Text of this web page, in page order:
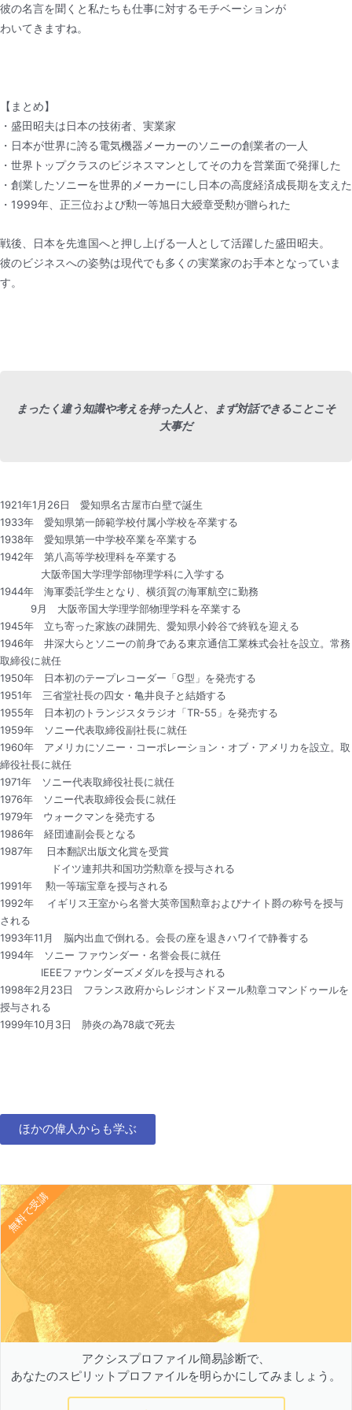
彼の名言を聞くと私たちも仕事に対するモチベーションが
わいてきますね。
【まとめ】
・盛田昭夫は日本の技術者、実業家
・日本が世界に誇る電気機器メーカーのソニーの創業者の一人
・世界トップクラスのビジネスマンとしてその力を営業面で発揮した
・創業したソニーを世界的メーカーにし日本の高度経済成長期を支えた
・1999年、正三位および勲一等旭日大綬章受勲が贈られた
戦後、日本を先進国へと押し上げる一人として活躍した盛田昭夫。
彼のビジネスへの姿勢は現代でも多くの実業家のお手本となっていま
す。
まったく違う知識や考えを持った人と、まず対話できることこそ
大事だ
1921年1月26日 愛知県名古屋市白壁で誕生
1933年 愛知県第一師範学校付属小学校を卒業する
1938年 愛知県第一中学校卒業を卒業する
1942年 第八高等学校理科を卒業する
大阪帝国大学理学部物理学科に入学する
1944年 海軍委託学生となり、横須賀の海軍航空に勤務
9月 大阪帝国大学理学部物理学科を卒業する
1945年 立ち寄った家族の疎開先、愛知県小鈴谷で終戦を迎える
1946年 井深大らとソニーの前身である東京通信工業株式会社を設立。常務
取締役に就任
1950年 日本初のテープレコーダー「G型」を発売する
1951年 三省堂社長の四女・亀井良子と結婚する
1955年 日本初のトランジスタラジオ「TR-55」を発売する
1959年 ソニー代表取締役副社長に就任
1960年 アメリカにソニー・コーポレーション・オブ・アメリカを設立。取
締役社長に就任
1971年 ソニー代表取締役社長に就任
1976年 ソニー代表取締役会長に就任
1979年 ウォークマンを発売する
1986年 経団連副会長となる
1987年 日本翻訳出版文化賞を受賞
ドイツ連邦共和国功労勲章を授与される
1991年 勲一等瑞宝章を授与される
1992年 イギリス王室から名誉大英帝国勲章およびナイト爵の称号を授与
される
1993年11月 脳内出血で倒れる。会長の座を退きハワイで静養する
1994年 ソニー ファウンダー・名誉会長に就任
IEEEファウンダーズメダルを授与される
1998年2月23日 フランス政府からレジオンドヌール勲章コマンドゥールを
授与される
1999年10月3日 肺炎の為78歳で死去
ほかの偉人からも学ぶ
アクシスプロファイル簡易診断で、
あなたのスピリットプロファイルを明らかにしてみましょう。
無料で受講